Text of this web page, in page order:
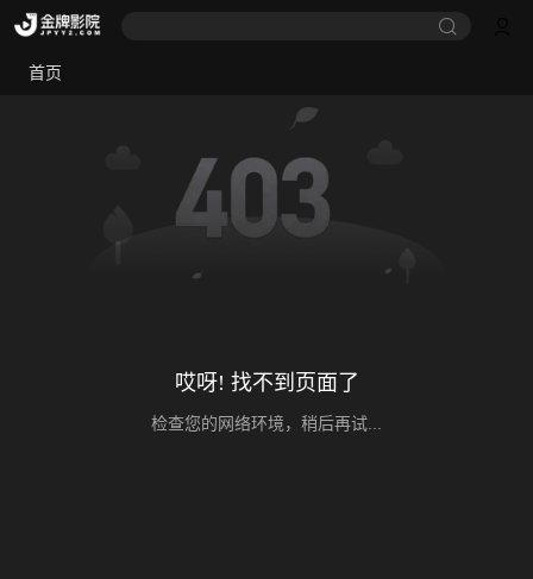
首页
哎呀! 找不到页面了
检查您的网络环境，稍后再试...